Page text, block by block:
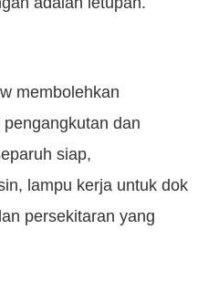
membolehkan
dan
siap,
lampu kerja untuk dok
persekitaran yang